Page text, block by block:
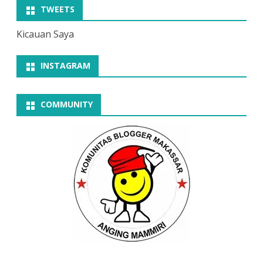
TWEETS
Kicauan Saya
INSTAGRAM
COMMUNITY